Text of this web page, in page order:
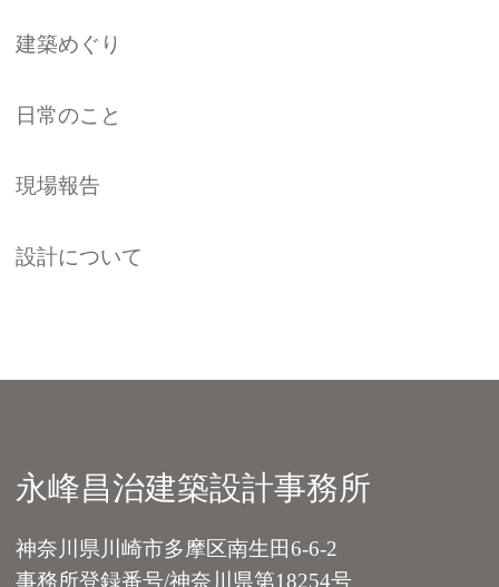
建築めぐり
日常のこと
現場報告
設計について
永峰昌治建築設計事務所
神奈川県川崎市多摩区南生田6-6-2
事務所登録番号/神奈川県第18254号